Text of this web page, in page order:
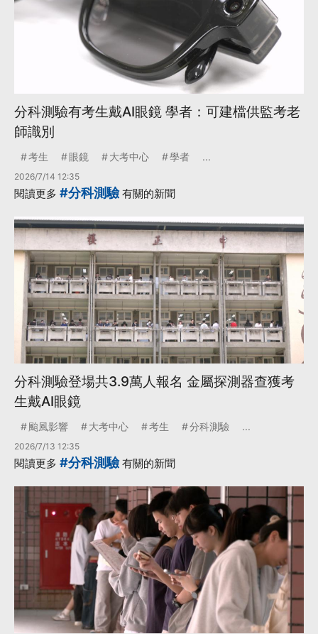
分科測驗有考生戴AI眼鏡 學者：可建檔供監考老
師識別
考生 眼鏡 大考中心 學者 ...
2026/7/14 12:35
閱讀更多 #分科測驗有關的新聞
分科測驗登場共3.9萬人報名 金屬探測器查獲考
生戴AI眼鏡
颱風影響 大考中心 考生 分科測驗 ...
2026/7/13 12:35
閱讀更多 #分科測驗有關的新聞